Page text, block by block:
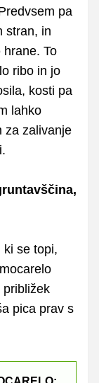
pa
stran, in
To
ribo in jo
kosti pa
lahko
za zalivanje
ki se topi,
približek
pica prav s